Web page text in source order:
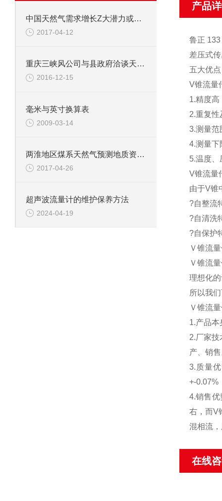
中国天然气需求增长Z大潜力或取决于煤改气政策的实施
2017-04-12
重庆三峡风公司与县政府洽谈天然气相关事宜
2016-12-15
毫米与英寸换算表
2009-03-14
两淮地区煤系天然气预测地质资源量达1.9万亿立方米
2017-04-26
超声波流量计的维护保养方法
2024-04-19
产品
鲁正
差压式
五大优
V锥流量
1.精度高
2.重复性
3.测量范
4.测量下
5.温度
V锥流量
由于V锥
?自整流
?自清洗
?自保护
Ｖ锥流
Ｖ锥流
理想化
所以我
Ｖ锥流
1.产品
2.厂家
产、销
3.质量
+-0.07%
4.销售
右，而V
混相流
在线